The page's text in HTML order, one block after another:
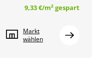
9,33 €/m²gespart
Markt
wählen